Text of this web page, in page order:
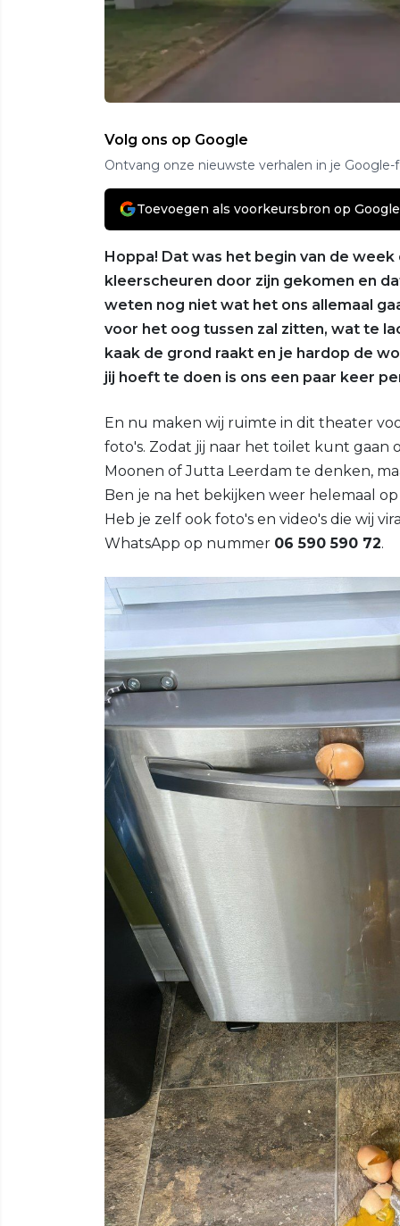
Volg ons op Google
Ontvang onze nieuwste verhalen in je Google-
Toevoegen als voorkeursbron op Google
Hoppa! Dat was het begin van de
kleerscheuren door zijn gekomen en
weten nog niet wat het ons allemaal
voor het oog tussen zal zitten, wat te
kaak de grond raakt en je hardop de
jij hoeft te doen is ons een paar keer
En nu maken wij ruimte in dit theater
foto's. Zodat jij naar het toilet kunt gaan
Moonen of Jutta Leerdam te denken,
Ben je na het bekijken weer helemaal
Heb je zelf ook foto's en video's die wij
WhatsApp op nummer 06 590 590 72.